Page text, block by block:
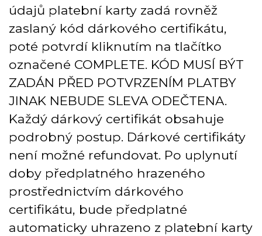
údajů platební karty zadá rovněž
zaslaný kód dárkového certifikátu,
poté potvrdí kliknutím na tlačítko
označené COMPLETE. KÓD MUSÍ BÝT
ZADÁN PŘED POTVRZENÍM PLATBY
JINAK NEBUDE SLEVA ODEČTENA.
Každý dárkový certifikát obsahuje
podrobný postup. Dárkové certifikáty
není možné refundovat. Po uplynutí
doby předplatného hrazeného
prostřednictvím dárkového
certifikátu, bude předplatné
automaticky uhrazeno z platební karty